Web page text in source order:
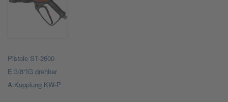
Pistole ST-2600
E:3/8"IG drehbar
A:Kupplung KW-P